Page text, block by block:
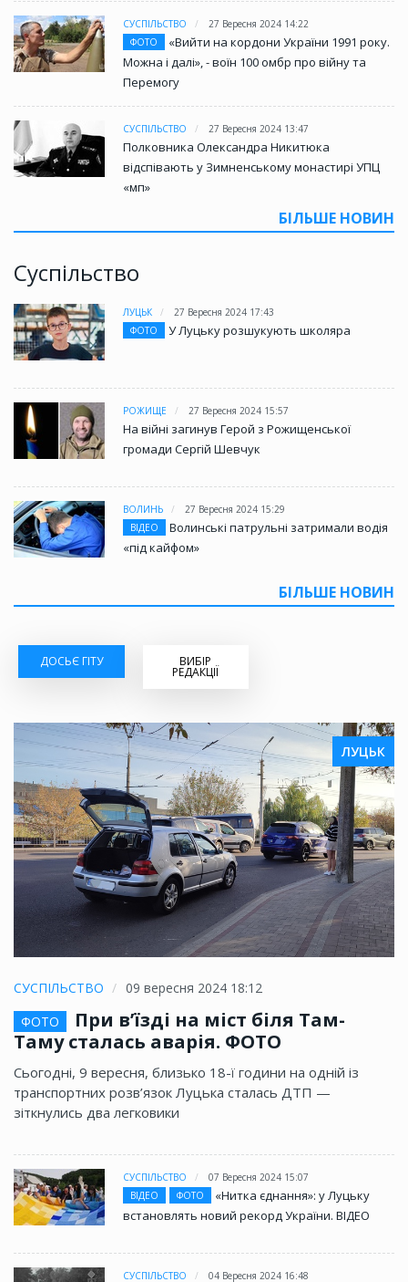
СУСПІЛЬСТВО
27 Вересня 2024 14:22
ФОТО
«Вийти на кордони України 1991 року.
Можна і далі», - воїн 100 омбр про війну та
Перемогу
СУСПІЛЬСТВО 27 Вересня 2024 13:47
Полковника Олександра Никитюка
відспівають у Зимненському монастирі УПЦ
«мп»
БІЛЬШЕ НОВИН
Суспільство
ЛУЦЬК
27 Вересня 2024 17:43
ФОТО
У Луцьку розшукують школяра
РОЖИЩЕ 27 Вересня 2024 15:57
На війні загинув Герой з Рожищенської
громади Сергій Шевчук
ВОЛИНЬ
27 Вересня 2024 15:29
ВІДЕО
Волинські патрульні затримали водія
«під кайфом»
БІЛЬШЕ НОВИН
ДОСЬЄ ГІТУ ВИБІР
РЕДАКЦІЇ
ЛУЦЬК
СУСПІЛЬСТВО
09 вересня 2024 18:12
ФОТО
При в’їзді на міст біля Там-
Таму сталась аварія. ФОТО
Сьогодні, 9 вересня, близько 18-ї години на одній із
транспортних розв’язок Луцька сталась ДТП —
зіткнулись два легковики
СУСПІЛЬСТВО
07 Вересня 2024 15:07
ВІДЕО
ФОТО
«Нитка єднання»: у Луцьку
встановлять новий рекорд України. ВІДЕО
СУСПІЛЬСТВО 04 Вересня 2024 16:48